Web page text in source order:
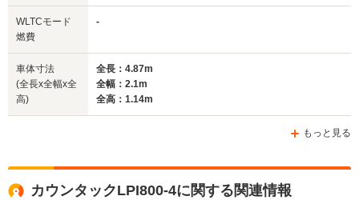
WLTCモード
燃費
-
車体寸法
(全長x全幅x全
高)
全長：4.87m
全幅：2.1m
全高：1.14m
もっと見る
カウンタックLPI800-4に関する関連情報